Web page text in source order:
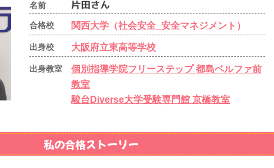
名前
合格校 関西大学（社会安全_安全マネジメント）
出身校 大阪府立東高等学校
出身教室
個別指導学院フリーステップ 都島ベルファ前
教室
駿台Diverse大学受験専門館 京橋教室
私の合格ストーリー